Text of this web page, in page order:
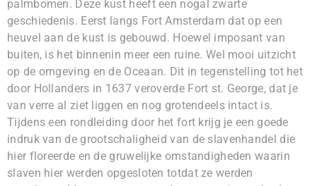
palmbomen. Deze kust heeft een nogal zwarte
geschiedenis. Eerst langs Fort Amsterdam dat op een
heuvel aan de kust is gebouwd. Hoewel imposant van
buiten, is het binnenin meer een ruine. Wel mooi uitzicht
op de omgeving en de Oceaan. Dit in tegenstelling tot het
door Hollanders in 1637 veroverde Fort st. George, dat je
van verre al ziet liggen en nog grotendeels intact is.
Tijdens een rondleiding door het fort krijg je een goede
indruk van de grootschaligheid van de slavenhandel die
hier floreerde en de gruwelijke omstandigheden waarin
slaven hier werden opgesloten totdat ze werden